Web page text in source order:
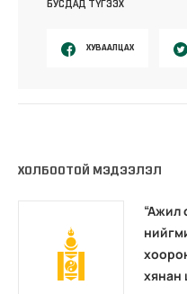
БУСДАД ТҮГЭЭХ
ХУВААЛЦАХ
ХОЛБООТОЙ МЭДЭЭЛЭЛ
“Ажил
хянан